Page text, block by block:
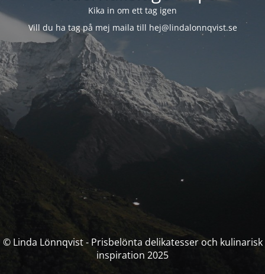
Kika in om ett tag igen
Vill du ha tag på mej maila till hej@lindalonnqvist.se
© Linda Lönnqvist - Prisbelönta delikatesser och kulinarisk
inspiration 2025